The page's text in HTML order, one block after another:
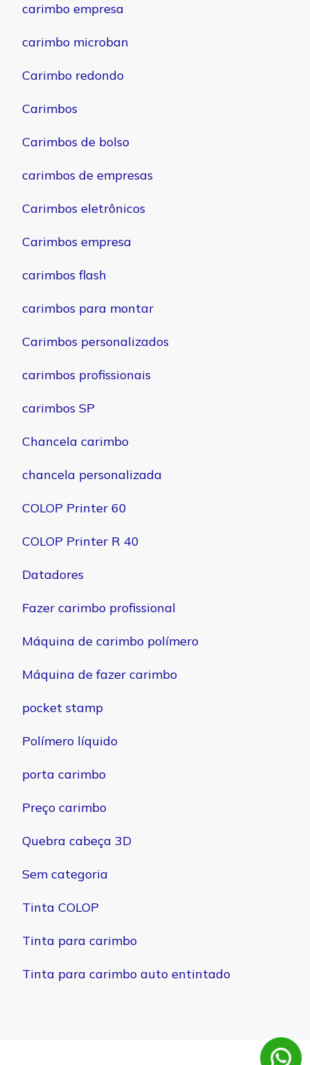
carimbo empresa
carimbo microban
Carimbo redondo
Carimbos
Carimbos de bolso
carimbos de empresas
Carimbos eletrônicos
Carimbos empresa
carimbos flash
carimbos para montar
Carimbos personalizados
carimbos profissionais
carimbos SP
Chancela carimbo
chancela personalizada
COLOP Printer 60
COLOP Printer R 40
Datadores
Fazer carimbo profissional
Máquina de carimbo polímero
Máquina de fazer carimbo
pocket stamp
Polímero líquido
porta carimbo
Preço carimbo
Quebra cabeça 3D
Sem categoria
Tinta COLOP
Tinta para carimbo
Tinta para carimbo auto entintado